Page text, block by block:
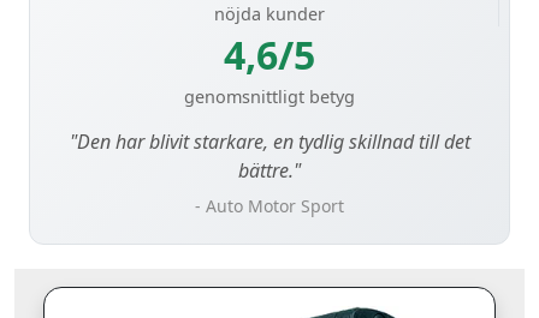
nöjda kunder
4,6/5
genomsnittligt betyg
"Den har blivit starkare, en tydlig skillnad till det
bättre."
- Auto Motor Sport